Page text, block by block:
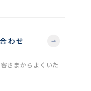
わせ
さまからよくいた